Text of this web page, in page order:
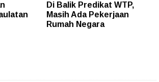
Di Balik Predikat WTP,
Masih Ada Pekerjaan
Rumah Negara